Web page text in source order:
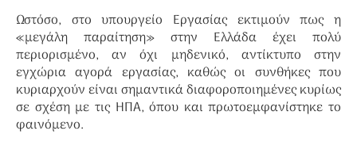
Ωστόσο, στο υπουργείο Εργασίας εκτιμούν πως η
«μεγάλη παραίτηση» στην Ελλάδα έχει πολύ
περιορισμένο, αν όχι μηδενικό, αντίκτυπο στην
εγχώρια αγορά εργασίας, καθώς οι συνθήκες που
κυριαρχούν είναι σημαντικά διαφοροποιημένες κυρίως
σε σχέση με τις ΗΠΑ, όπου και πρωτοεμφανίστηκε το
φαινόμενο.